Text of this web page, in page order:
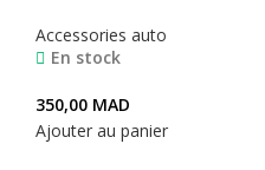
Accessories auto
En stock
350,00 MAD
Ajouter au panier